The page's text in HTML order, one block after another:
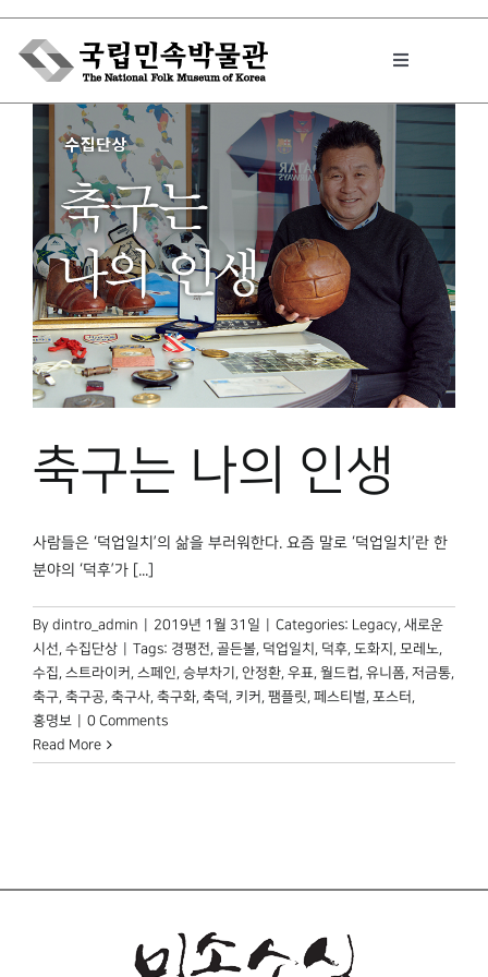
Skip
content
Toggle
박물관에서는
민속이야기
민속 인사이드
원문보기 PDF
박물관 홈페이지
축구는 나의 인생
사람들은 ‘덕업일치’의 삶을 부러워한다. 요즘 말로 ‘덕업일치’란 한
분야의 ‘덕후’가 [...]
By dintro_admin 2019년 1월 31일 Categories: Legacy, 새로운
시선, 수집단상 Tags: 경평전, 골든볼, 덕업일치 , 덕후, 도화지 , 모레노,
수집, 스트라이커 , 스페인, 승부차기 , 안정환, 우표, 월드컵, 유니폼, 저금통,
축구, 축구공, 축구사, 축구화, 축덕, 키커 , 팸플릿, 페스티벌, 포스터 ,
홍명보
0 Comments
Read More